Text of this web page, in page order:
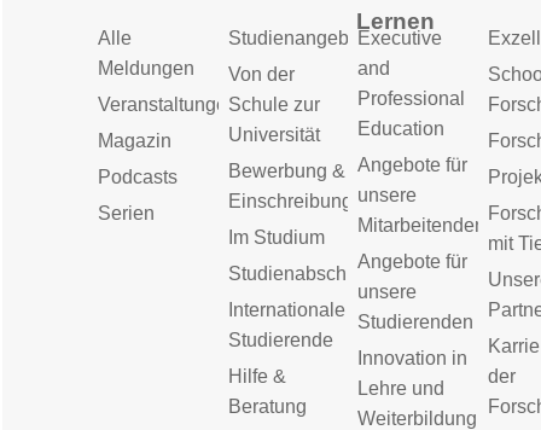
Alle
Meldungen
Veranstaltungen
Magazin
Podcasts
Serien
Studienangebot
Von der
Schule zur
Universität
Bewerbung &
Einschreibung
Im Studium
Studienabschluss
Internationale
Studierende
Hilfe &
Beratung
Lernen
Executive
and
Professional
Education
Angebote für
unsere
Mitarbeitenden
Angebote für
unsere
Studierenden
Innovation in
Lehre und
Weiterbildung
mit
der